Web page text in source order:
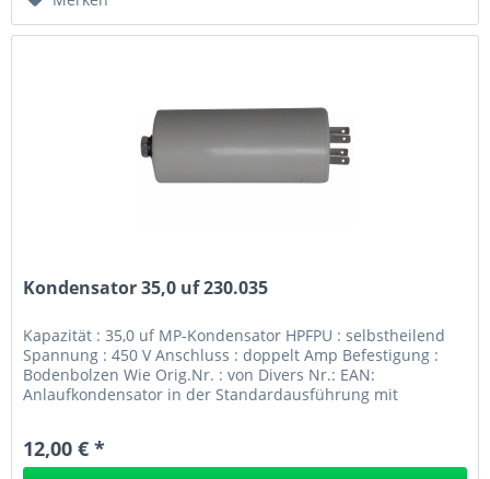
Kondensator 35,0 uf 230.035
Kapazität : 35,0 uf MP-Kondensator HPFPU : selbstheilend
Spannung : 450 V Anschluss : doppelt Amp Befestigung :
Bodenbolzen Wie Orig.Nr. : von Divers Nr.: EAN:
Anlaufkondensator in der Standardausführung mit
12,00 € *